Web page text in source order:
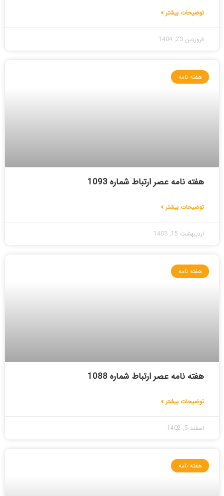
توضیحات بیشتر »
فروردین 23, 1404
هفته نامه
هفته نامه عصر ارتباط شماره 1093
توضیحات بیشتر »
اردیبهشت 15, 1403
هفته نامه
هفته نامه عصر ارتباط شماره 1088
توضیحات بیشتر »
اسفند 5, 1402
هفته نامه